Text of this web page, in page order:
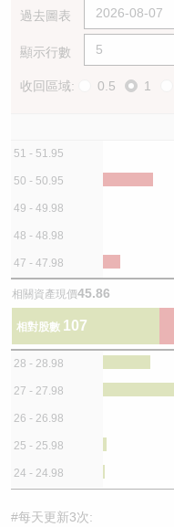
過去圖表
顯示行數
收回區域: 0.5 1
51 - 51.95
50 - 50.95
49 - 49.98
48 - 48.98
47 - 47.98
相關資產現價45.86
相對股數 107
28 - 28.98
27 - 27.98
26 - 26.98
25 - 25.98
24 - 24.98
#每天更新3次: